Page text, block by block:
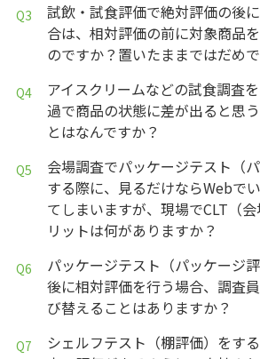
試飲・試食評価で絶対評価の後
合は、相対評価の前に対象商品
のですか？置いたままではだめ
アイスクリームなどの試食調査
過で商品の状態に差が出ると思
とはなんですか？
会場調査でパッケージテスト（
する際に、見るだけならWebで
てしまいますが、現場でCLT（
リットは何がありますか？
パッケージテスト（パッケージ
後に相対評価を行う場合、調査
び替えることはありますか？
シェルフテスト（棚評価）をす